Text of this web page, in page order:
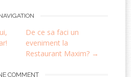
De ce sa faci un
eveniment la
Restaurant Maxim? →
COMMENT